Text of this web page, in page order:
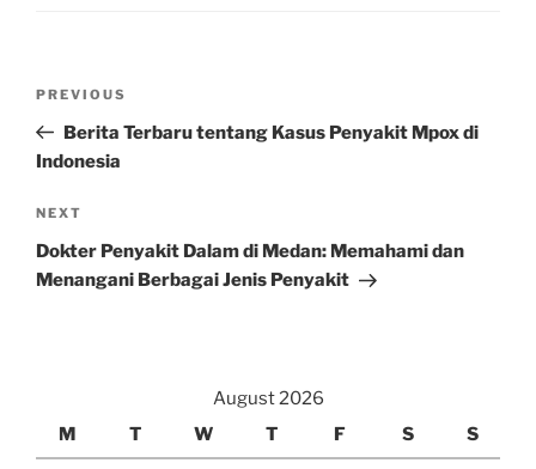
Previous
Post
PREVIOUS
Berita Terbaru tentang Kasus Penyakit Mpox di
Indonesia
Next
Post
NEXT
Dokter Penyakit Dalam di Medan: Memahami dan
Menangani Berbagai Jenis Penyakit
August 2026
M
T W T F S S